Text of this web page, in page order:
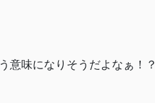
意味になりそうだよなぁ！？